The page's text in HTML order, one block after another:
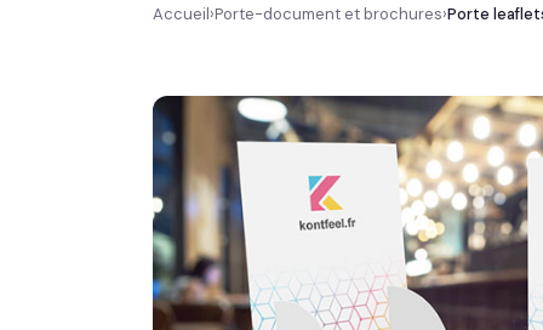
Accueil›Porte-document et brochures›Porte